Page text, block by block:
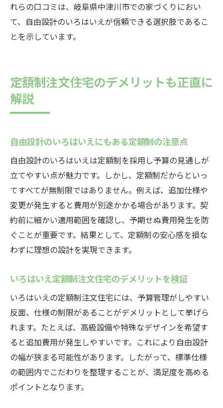
れらの口コミは、岐阜県中津川市での家づくりにおい
て、自由設計のいろはいえが信頼できる選択肢であるこ
とを示しています。
定額制注文住宅のデメリットも正直に
解説
自由設計のいろはいえにもある定額制の注意点
自由設計のいろはいえは定額制を採用し予算の見通しが
立てやすい点が魅力です。しかし、定額制だからといっ
てすべてが無制限ではありません。例えば、追加仕様や
変更が発生すると費用が別途かかる場合があります。契
約前に細かい適用範囲を確認し、予期せぬ費用発生を防
ぐことが重要です。結果として、定額制の安心感を損な
わずに理想の設計を実現できます。
いろはいえ定額制注文住宅のデメリットを検証
いろはいえの定額制注文住宅には、予算管理がしやすい
反面、仕様の制限があることがデメリットとして挙げら
れます。たとえば、高級設備や特殊なデザインを希望す
ると追加費用が発生しやすいです。これにより自由設計
の幅が狭まる可能性があります。したがって、標準仕様
の範囲内でこだわりを整理することが、満足度を高める
ポイントとなります。